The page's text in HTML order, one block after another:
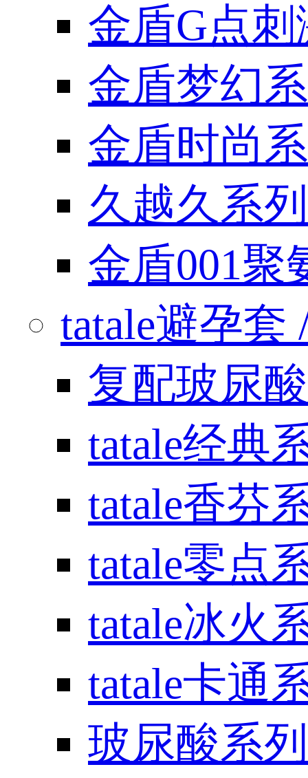
金盾G点
金盾梦幻
金盾时尚
久越久系列
金盾001聚
tatale避孕套
复配玻尿
tatale经典
tatale香芬
tatale零点
tatale冰火
tatale卡通
玻尿酸系列